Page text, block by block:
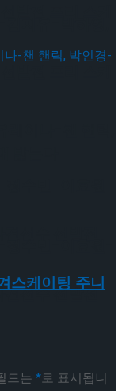
발전 프리 스케
수빈-이효원-
선수 선발전
지유-박하영,
발전 프리 스케
선수 선발전
스케이팅 주니
드는 *로 표시됩니